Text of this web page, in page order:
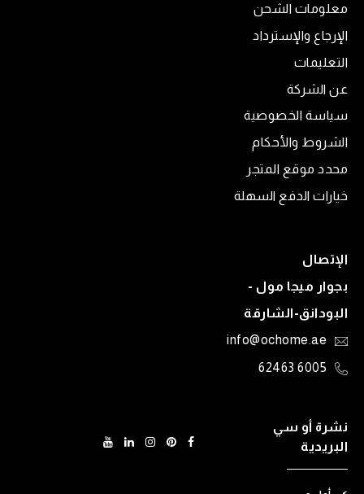
معلومات الشحن
الإرجاع والإسترداد
التعليمات
عن الشركة
سياسة الخصوصية
الشروط والأحكام
محدد موقع المتجر
خيارات الدفع السهلة
الإتصال
بجوار ميجا مول -
البودانق-الشارقة
info@ochome.ae
6005 62463
نشرة أو سي
البريدية